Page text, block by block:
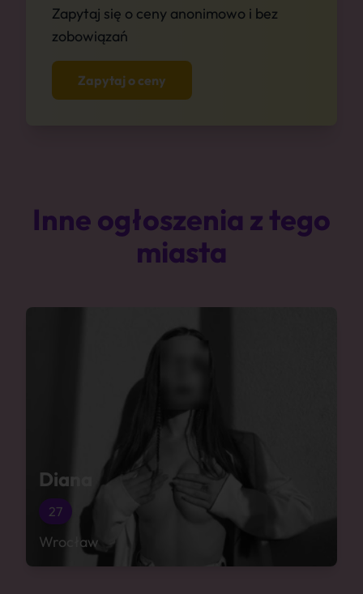
Zapytaj się o ceny anonimowo i bez
zobowiązań
Zapytaj o ceny
Inne ogłoszenia z tego
miasta
Diana
27
Wrocław